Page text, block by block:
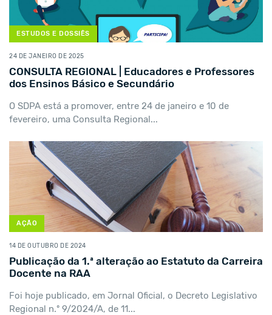
ESTUDOS E DOSSIÊS
24 DE JANEIRO DE 2025
CONSULTA REGIONAL | Educadores e Professores
dos Ensinos Básico e Secundário
O SDPA está a promover, entre 24 de janeiro e 10 de
fevereiro, uma Consulta Regional...
AÇÃO
14 DE OUTUBRO DE 2024
Publicação da 1.ª alteração ao Estatuto da Carreira
Docente na RAA
Foi hoje publicado, em Jornal Oficial, o Decreto Legislativo
Regional n.º 9/2024/A, de 11...